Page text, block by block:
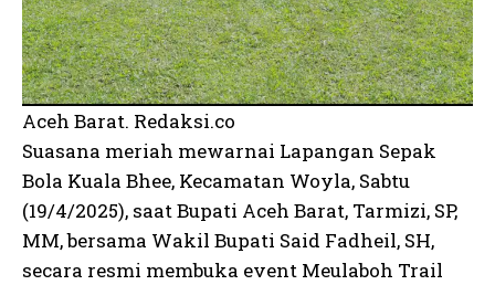
Aceh Barat. Redaksi.co
Suasana meriah mewarnai Lapangan Sepak
Bola Kuala Bhee, Kecamatan Woyla, Sabtu
(19/4/2025), saat Bupati Aceh Barat, Tarmizi, SP,
MM, bersama Wakil Bupati Said Fadheil, SH,
secara resmi membuka event Meulaboh Trail